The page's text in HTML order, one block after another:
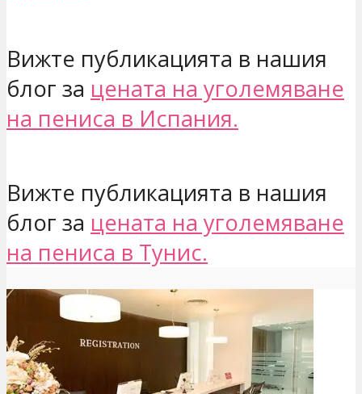
Вижте публикацията в нашия
блог за цената на уголемяване
на пениса в Испания.
Вижте публикацията в нашия
блог за цената на уголемяване
на пениса в Тунис.